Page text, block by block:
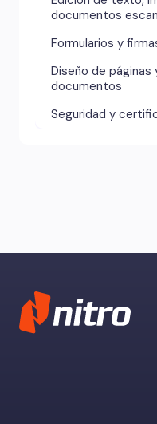
documentos
Formularios y
Diseño de
documentos
Seguridad y